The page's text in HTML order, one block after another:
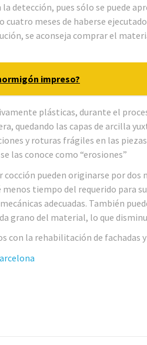
detección, pues sólo se puede
meses de haberse
se aconseja comprar el
impreso?
plásticas, durante el
quedando las capas de arcilla
y roturas frágiles en las
las conoce como “erosiones”
cocción pueden originarse por dos
tiempo del requerido para
adecuadas. También
grano del material, lo que
con la rehabilitación de fachadas